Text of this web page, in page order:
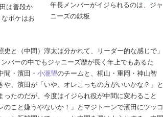
年長メンバーがイジられるのは、ジャ
ニーズの鉄板
は普段か
なボケはお
史と（中間）淳太は分かれて、リーダー的な感じで」
バーの中でもジャニーズ歴が長く年上でもあるた
間・濱田・ 小瀧望のチームと、桐山・重岡・神山智
や、濱田が「いや、オレこっちの方がいいかな？」と
たのだが、今度はイジられ役が中間に変わること
こと嫌うやないか！」とマジトーンで濱田にツッコ